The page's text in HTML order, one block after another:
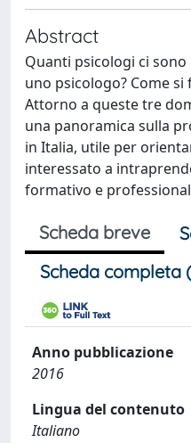
Abstract
Quanti psicologi ci sono
uno psicologo? Come
Attorno a queste tre
una panoramica sulla
in Italia, utile per
interessato a
formativo e
Scheda breve
Scheda completa
Anno pubblicazione
2016
Lingua del contenuto
Italiano